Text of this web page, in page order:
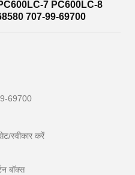
7 PC600LC-8
707-99-69700
69700
स्वीकार करें
बॉक्स